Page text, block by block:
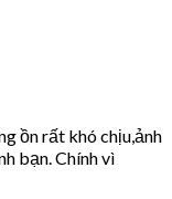
ồn rất khó chịu,ảnh
bạn. Chính vì